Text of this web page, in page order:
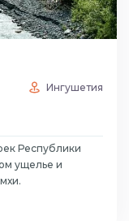
Республики
ущелье и
Ингушетия